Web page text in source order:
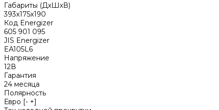
Габариты (ДхШхВ)
393x175x190
Код Energizer
605 901 095
JIS Energizer
EA105L6
Напряжение
12В
Гарантия
24 месяца
Полярность
Евро [- +]